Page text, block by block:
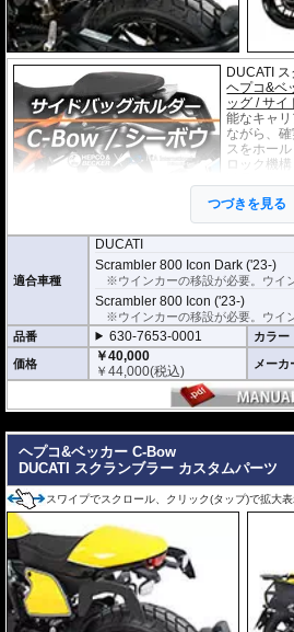
DUCATI
ヘプコ&ベ
ッグ / サイ
能なキャ
ながら、
スをホー
ロック機
※耐加重 :
を除く)
※バッグの搭載位置を 50mm 前方または後方、
る移設キット(オプション)もあります。
つづきを見る
適合車種
DUCATI
Scrambler 800 Icon Dark ('23-)
※ウインカーの移設が必要。ウイ
Scrambler 800 Icon ('23-)
※ウインカーの移設が必要。ウイ
品番
630-7653-0001 カラー
価格
￥40,000
￥44,000(税込) メーカ
ヘプコ&ベッカー C-Bow
DUCATI スクランブラー カスタムパーツ
スワイプでスクロール、クリック(タップ)で拡大